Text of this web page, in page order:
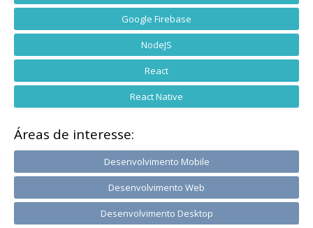
Google Firebase
NodeJS
React
React Native
Áreas de interesse:
Desenvolvimento Mobile
Desenvolvimento Web
Desenvolvimento Desktop